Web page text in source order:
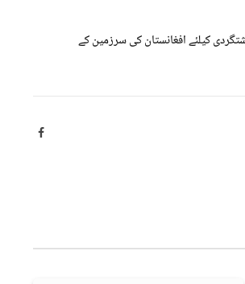
کیلئے افغانستان کی سرزمین کے
Facebook